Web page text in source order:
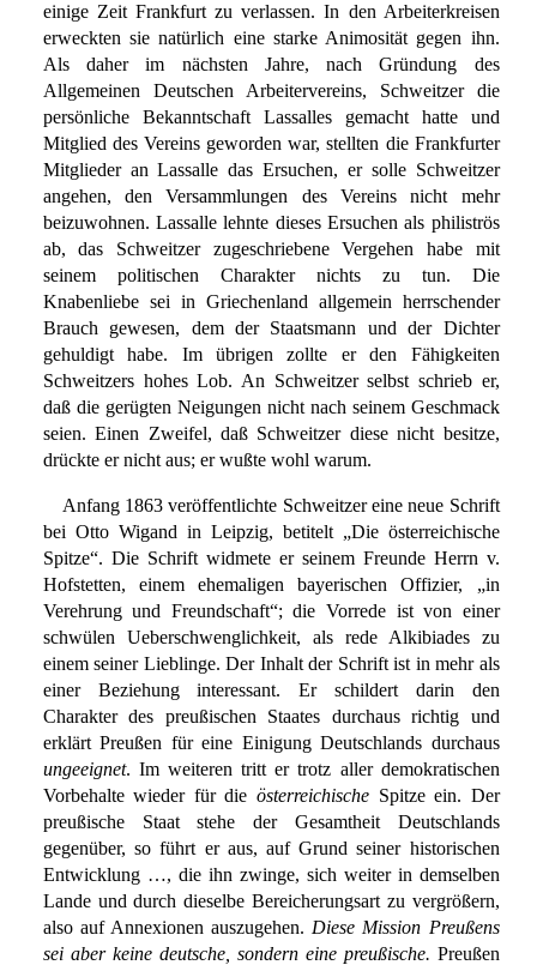
einige Zeit Frankfurt zu verlassen. In den Arbeiterkreisen
erweckten sie natürlich eine starke Animosität gegen ihn.
Als daher im nächsten Jahre, nach Gründung des
Allgemeinen Deutschen Arbeitervereins, Schweitzer die
persönliche Bekanntschaft Lassalles gemacht hatte und
Mitglied des Vereins geworden war, stellten die Frankfurter
Mitglieder an Lassalle das Ersuchen, er solle Schweitzer
angehen, den Versammlungen des Vereins nicht mehr
beizuwohnen. Lassalle lehnte dieses Ersuchen als philiströs
ab, das Schweitzer zugeschriebene Vergehen habe mit
seinem politischen Charakter nichts zu tun. Die
Knabenliebe sei in Griechenland allgemein herrschender
Brauch gewesen, dem der Staatsmann und der Dichter
gehuldigt habe. Im übrigen zollte er den Fähigkeiten
Schweitzers hohes Lob. An Schweitzer selbst schrieb er,
daß die gerügten Neigungen nicht nach seinem Geschmack
seien. Einen Zweifel, daß Schweitzer diese nicht besitze,
drückte er nicht aus; er wußte wohl warum.
Anfang 1863 veröffentlichte Schweitzer eine neue Schrift
bei Otto Wigand in Leipzig, betitelt „Die österreichische
Spitze“. Die Schrift widmete er seinem Freunde Herrn v.
Hofstetten, einem ehemaligen bayerischen Offizier, „in
Verehrung und Freundschaft“; die Vorrede ist von einer
schwülen Ueberschwenglichkeit, als rede Alkibiades zu
einem seiner Lieblinge. Der Inhalt der Schrift ist in mehr als
einer Beziehung interessant. Er schildert darin den
Charakter des preußischen Staates durchaus richtig und
erklärt Preußen für eine Einigung Deutschlands durchaus
ungeeignet. Im weiteren tritt er trotz aller demokratischen
Vorbehalte wieder für die österreichische Spitze ein. Der
preußische Staat stehe der Gesamtheit Deutschlands
gegenüber, so führt er aus, auf Grund seiner historischen
Entwicklung …, die ihn zwinge, sich weiter in demselben
Lande und durch dieselbe Bereicherungsart zu vergrößern,
also auf Annexionen auszugehen. Diese Mission Preußens
sei aber keine deutsche, sondern eine preußische. Preußen